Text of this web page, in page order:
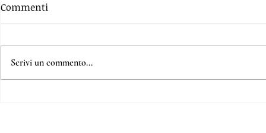
Commenti
Scrivi un commento...